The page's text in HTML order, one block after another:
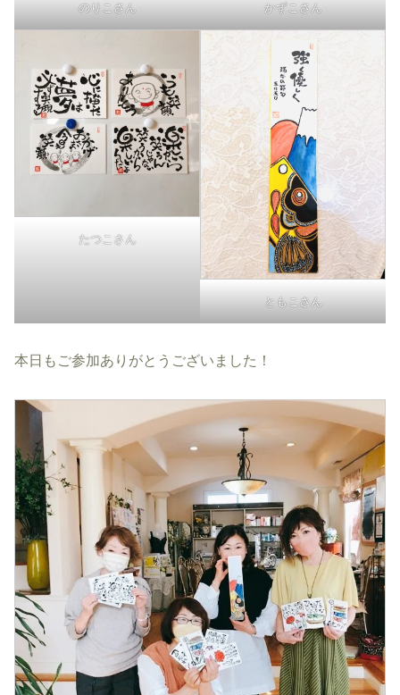
のりこさん かずこさん
たつこさん
ともこさん
本日もご参加ありがとうございました！